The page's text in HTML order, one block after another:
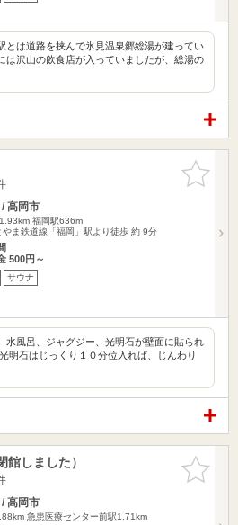
とは道路を挟んで氷見温泉郷総湯が建ってい
は沢山の飲食店が入っていましたが、総湯の
お気に入
りに追加
高岡市
福岡駅636m
やま鉄道線「福岡」駅より徒歩 約 9分
500円～
サウナ
水風呂、ジャグジー、光明石が壁面に貼られ
明石はじっくり１０分位入れば、じんわり
お気に入
りに追加
しました）
高岡市
急患医療センター前駅1.71km